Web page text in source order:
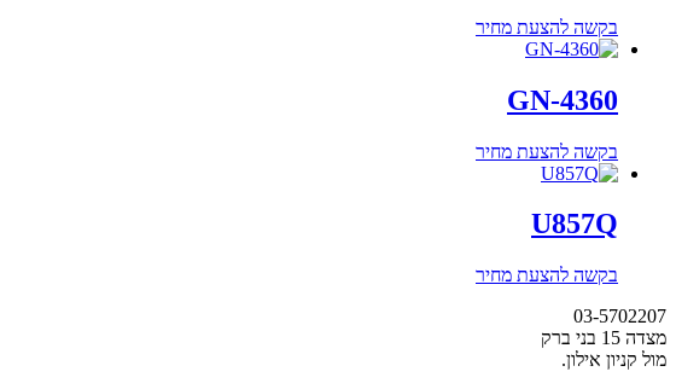
בקשה להצעת מחיר
GN-4360
בקשה להצעת מחיר
U857Q
בקשה להצעת מחיר
03-5702207
מצדה 15 בני ברק
מול קניון אילון.